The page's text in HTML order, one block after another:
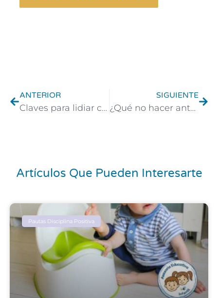
ANTERIOR
Claves para lidiar con abuelos tóxicos
SIGUIENTE
¿Qué no hacer ante una rabieta?
Artículos Que Pueden Interesarte
Pautas Disciplina Positiva